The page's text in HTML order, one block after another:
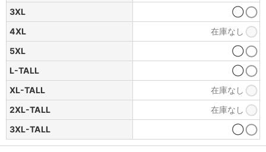
3XL
◯
4XL
在庫なし
5XL
◯
L-TALL
◯
XL-TALL
在庫なし
2XL-TALL
在庫なし
3XL-TALL
◯